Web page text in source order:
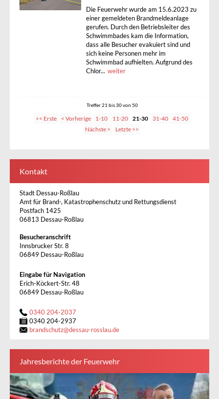
Die Feuerwehr wurde am 15.6.2023 zu
einer gemeldeten Brandmeldeanlage
gerufen. Durch den Betriebsleiter des
Schwimmbades kam die Information,
dass alle Besucher evakuiert sind und
sich keine Personen mehr im
Schwimmbad aufhielten. Aufgrund des
Chlor... weiter
Treffer 21 bis 30 von 50
<< Erste < Vorherige 1-10 11-20 21-30 31-40
41-50
Nächste >
Letzte >>
Kontakt
Stadt Dessau-Roßlau
Amt für Brand-, Katastrophenschutz und Rettungsdienst
Postfach 1425
06813 Dessau-Roßlau
Besucheranschrift
Innsbrucker Str. 8
06849 Dessau-Roßlau
Eingabe für Navigation
Erich-Köckert-Str. 48
06849 Dessau-Roßlau
0340 204-2037
0340 204-2937
brandschutz@dessau-rosslau.de
Jahresberichte der Feuerwehr